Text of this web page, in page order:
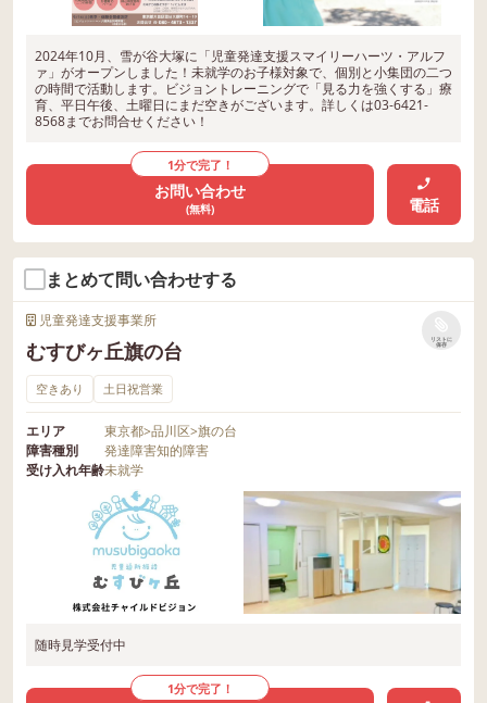
2024年10月、雪が谷大塚に「児童発達支援スマイリーハーツ・アルフ
ァ」がオープンしました！未就学のお子様対象で、個別と小集団の二つ
の時間で活動します。ビジョントレーニングで「見る力を強くする」療
育、平日午後、土曜日にまだ空きがございます。詳しくは03‐6421‐
8568までお問合せください！
1分で完了！
お問い合わせ
(無料) 電話
まとめて問い合わせする
児童発達支援事業所
むすびヶ丘旗の台
リストに
保存
空きあり 土日祝営業
エリア 東京都>品川区>旗の台
障害種別
発達障害知的障害
受け入れ年齢未就学
随時見学受付中
1分で完了！